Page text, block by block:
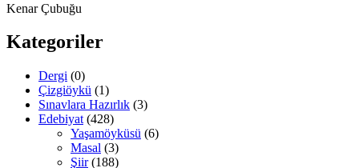
Kenar Çubuğu
Kategoriler
Dergi (0)
Çizgiöykü (1)
Sınavlara Hazırlık (3)
Edebiyat (428)
Yaşamöyküsü (6)
Masal (3)
Şiir (188)